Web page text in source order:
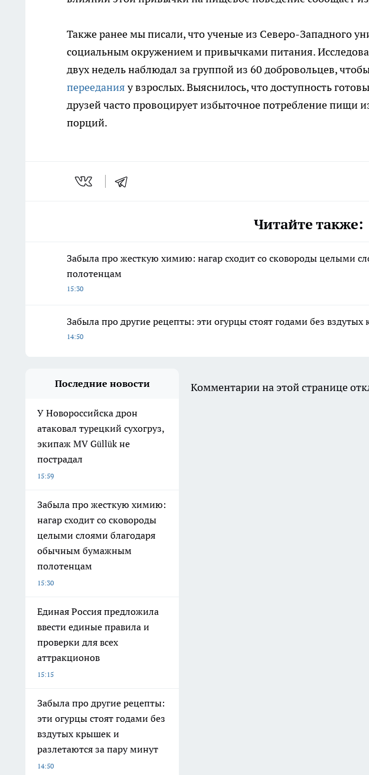
Также ранее мы писали, что ученые из Северо-Западного
социальным окружением и привычками питания.
двух недель наблюдал за группой из 60 добровольцев,
перееданияу взрослых. Выяснилось, что доступность
друзей часто провоцирует избыточное потребление пищи
порций.
Читайте также:
Забыла про жесткую химию: нагар сходит со сковороды целыми
полотенцам
15:30
Забыла про другие рецепты: эти огурцы стоят годами без
14:50
Последние новости
У Новороссийска дрон
атаковал турецкий сухогруз,
экипаж MV Güllük не
пострадал
15:59
Забыла про жесткую химию:
нагар сходит со сковороды
целыми слоями благодаря
обычным бумажным
полотенцам
15:30
Единая Россия предложила
ввести единые правила и
проверки для всех
аттракционов
15:15
Забыла про другие рецепты:
эти огурцы стоят годами без
вздутых крышек и
разлетаются за пару минут
14:50
Комментарии на этой странице